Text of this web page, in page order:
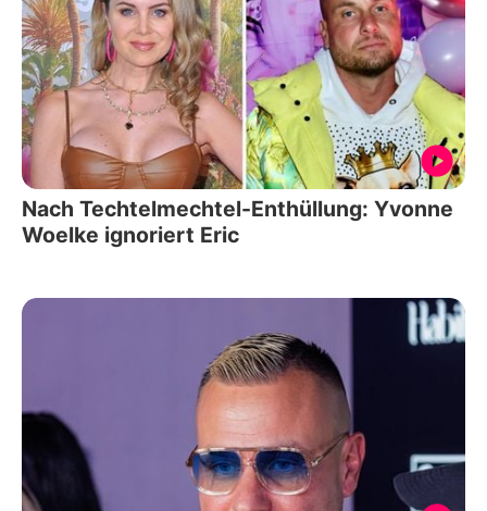
Nach Techtelmechtel-Enthüllung: Yvonne
Woelke ignoriert Eric